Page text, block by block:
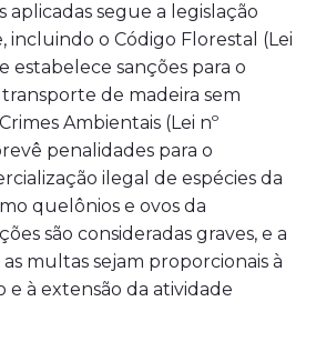
aplicadas segue a legislação
incluindo o Código Florestal (Lei
estabelece sanções para o
de madeira sem
Ambientais (Lei nº
penalidades para o
ilegal de espécies da
quelônios e ovos da
são consideradas graves, e a
multas sejam proporcionais à
e à extensão da atividade